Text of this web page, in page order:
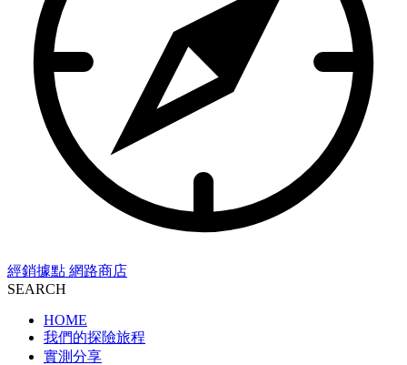
經銷據點 網路商店
SEARCH
HOME
我們的探險旅程
實測分享